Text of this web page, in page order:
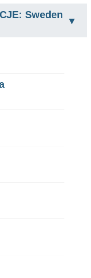
Sweden